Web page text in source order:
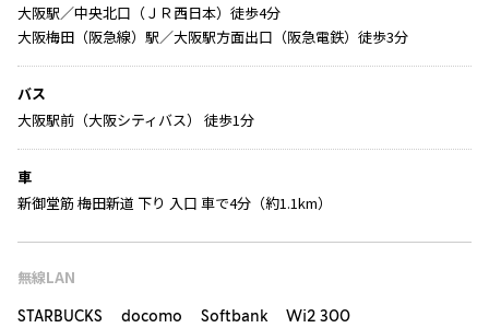
大阪駅／中央北口（ＪＲ西日本）徒歩4分
大阪梅田（阪急線）駅／大阪駅方面出口（阪急電鉄）徒歩3分
バス
大阪駅前（大阪シティバス） 徒歩1分
車
新御堂筋 梅田新道 下り 入口 車で4分（約1.1km）
無線LAN
STARBUCKS docomo Softbank Wi2 300